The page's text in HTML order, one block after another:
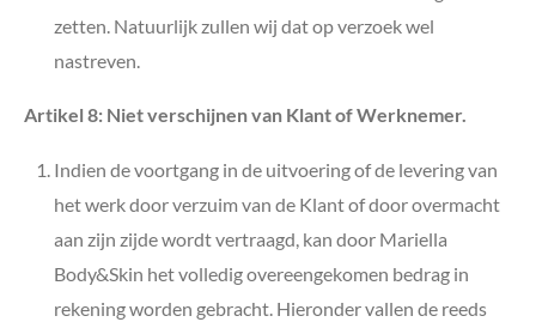
zetten. Natuurlijk zullen wij dat op verzoek wel
nastreven.
Artikel 8: Niet verschijnen van Klant of Werknemer.
Indien de voortgang in de uitvoering of de levering van
het werk door verzuim van de Klant of door overmacht
aan zijn zijde wordt vertraagd, kan door Mariella
Body&Skin het volledig overeengekomen bedrag in
rekening worden gebracht. Hieronder vallen de reeds